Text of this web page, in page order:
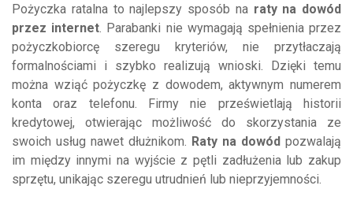
Pożyczka ratalna to najlepszy sposób na raty na dowód
przez internet . Parabanki nie wymagają spełnienia przez
pożyczkobiorcę szeregu kryteriów, nie przytłaczają
formalnościami i szybko realizują wnioski. Dzięki temu
można wziąć pożyczkę z dowodem, aktywnym numerem
konta oraz telefonu. Firmy nie prześwietlają historii
kredytowej, otwierając możliwość do skorzystania ze
swoich usług nawet dłużnikom. Raty na dowód pozwalają
im między innymi na wyjście z pętli zadłużenia lub zakup
sprzętu, unikając szeregu utrudnień lub nieprzyjemności.